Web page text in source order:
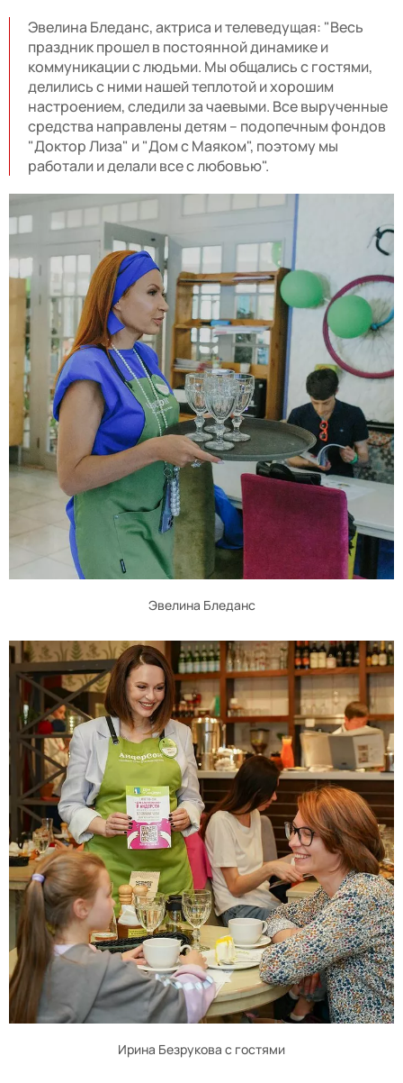
Эвелина Бледанс, актриса и телеведущая: "Весь
праздник прошел в постоянной динамике и
коммуникации с людьми. Мы общались с гостями,
делились с ними нашей теплотой и хорошим
настроением, следили за чаевыми. Все вырученные
средства направлены детям – подопечным фондов
"Доктор Лиза" и "Дом с Маяком", поэтому мы
работали и делали все с любовью".
Эвелина Бледанс
Ирина Безрукова с гостями